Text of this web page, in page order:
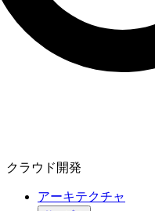
クラウド開発
アーキテクチャ